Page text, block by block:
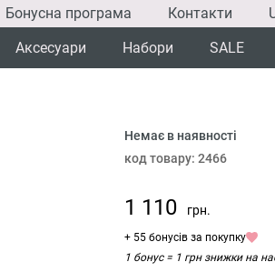
Бонусна програма Контакти
Аксесуари Набори SALE
Немає в наявності
код товару: 2466
1 110 грн.
+ 55 бонусів за покупку
1 бонус = 1 грн знижки на